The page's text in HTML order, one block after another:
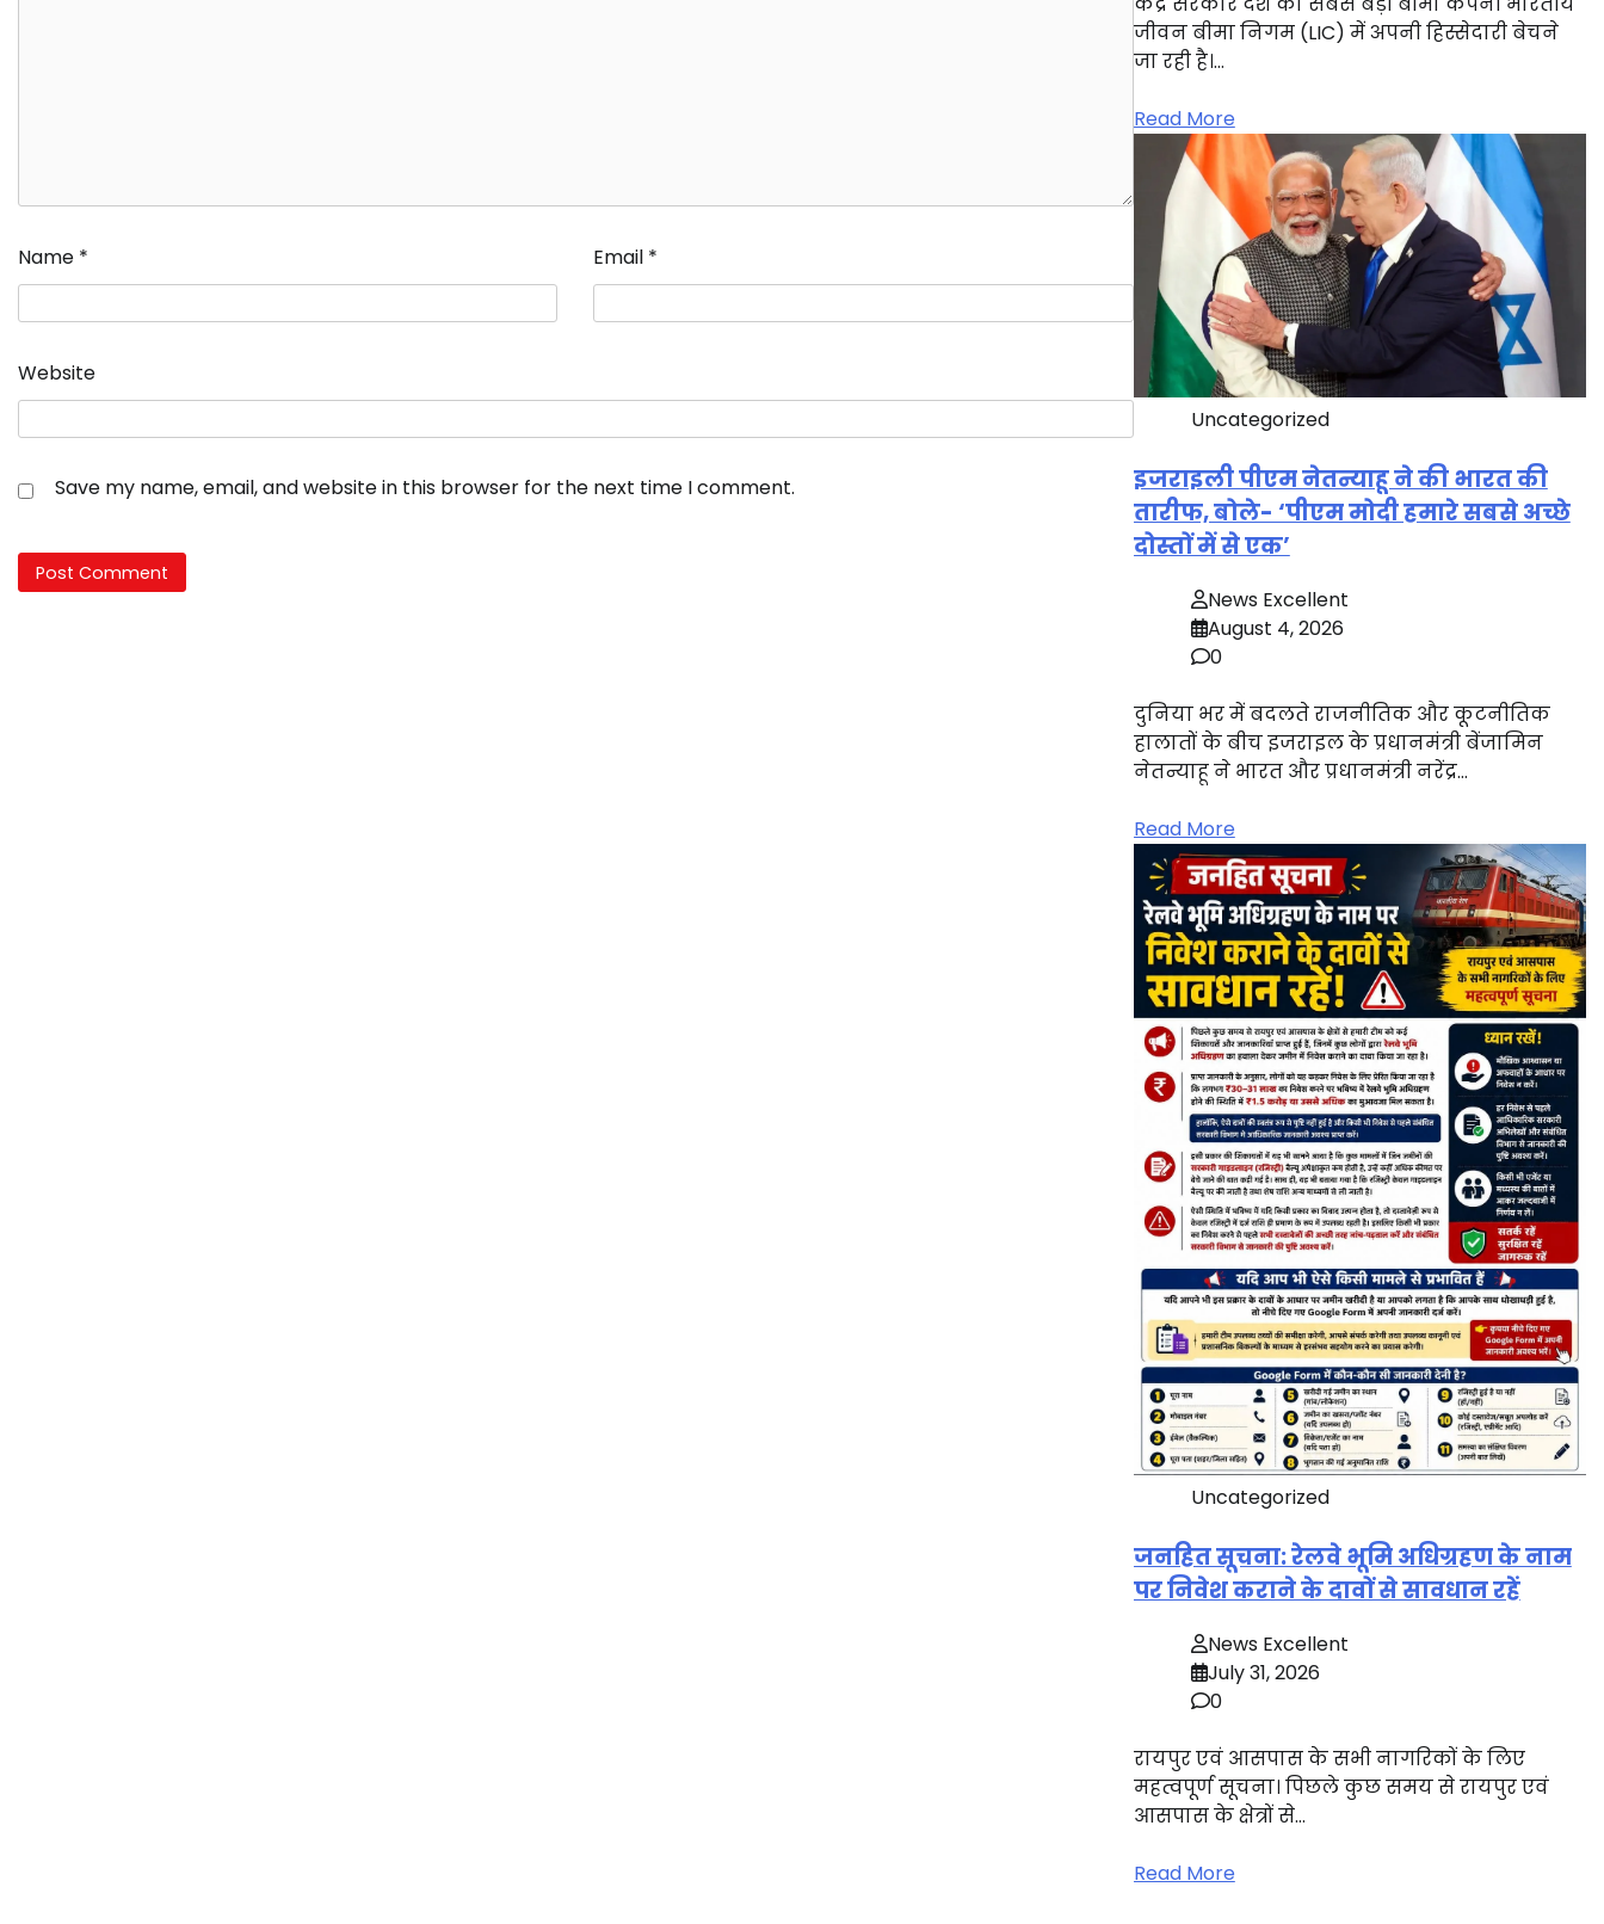
Name * Email *
Website
Save my name, email, and website in this browser for the next time I comment.
जीवन बीमा निगम (LIC) में अपनी हिस्सेदारी बेचने
जा रही है।…
Read More
Uncategorized
इजराइली पीएम नेतन्याहू ने की भारत की
तारीफ, बोले- ‘पीएम मोदी हमारे सबसे अच्छे
दोस्तों में से एक’
News Excellent
August 4, 2026
0
दुनिया भर में बदलते राजनीतिक और कूटनीतिक
हालातों के बीच इजराइल के प्रधानमंत्री बेंजामिन
नेतन्याहू ने भारत और प्रधानमंत्री नरेंद्र…
Read More
Uncategorized
जनहित सूचना: रेलवे भूमि अधिग्रहण के नाम
पर निवेश कराने के दावों से सावधान रहें
News Excellent
July 31, 2026
0
रायपुर एवं आसपास के सभी नागरिकों के लिए
महत्वपूर्ण सूचना। पिछले कुछ समय से रायपुर एवं
आसपास के क्षेत्रों से…
Read More